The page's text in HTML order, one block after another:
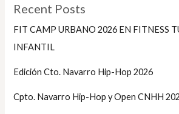
Recent Posts
FIT CAMP URBANO 2026 EN FITNESS
INFANTIL
Edición Cto. Navarro Hip-Hop 2026
Cpto. Navarro Hip-Hop y Open CNHH